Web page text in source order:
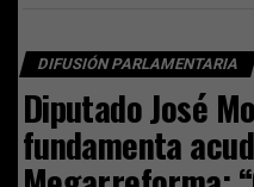
DIFUSIÓN PARLAMENTARIA
Diputado José
fundamenta